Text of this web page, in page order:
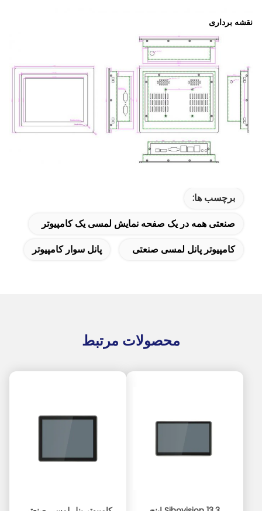
نقشه برداری
برچسب ها:
صنعتی همه در یک صفحه نمایش لمسی یک کامپیوتر
کامپیوتر پانل لمسی صنعتی
پانل سوار کامپیوتر
محصولات مرتبط